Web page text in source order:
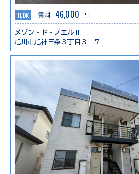
1LDK 賃料 46,000 円
メゾン・ド・ノエルⅡ
旭川市旭神三条３丁目３－７